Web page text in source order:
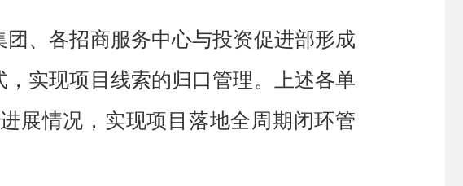
团、各招商服务中心与投资促进部形成
实现项目线索的归口管理。上述各单
展情况，实现项目落地全周期闭环管